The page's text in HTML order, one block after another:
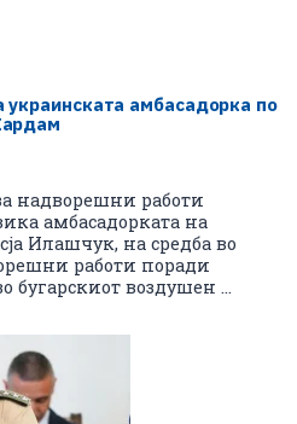
украинската амбасадорка по
надворешни работи
амбасадорката на
Илашчук, на средба во
работи поради
воздушен ...